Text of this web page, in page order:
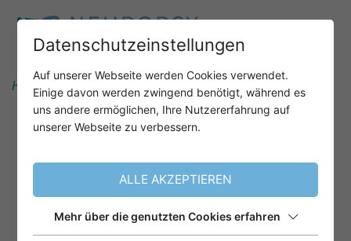
Home Informationen Referenten
Assoc. Prof. Priv. Doz. Dr. med. univ. Elisabeth Stögmann
ASSOC. PROF. PRIV.-DOZ. DR.IN
MED. UNIV. ELISABETH
STÖGMANN
Datenschutzeinstellungen
Auf unserer Webseite werden Cookies verwendet.
Einige davon werden zwingend benötigt, während es
uns andere ermöglichen, Ihre Nutzererfahrung auf
unserer Webseite zu verbessern.
ALLE AKZEPTIEREN
Mehr über die genutzten Cookies erfahren